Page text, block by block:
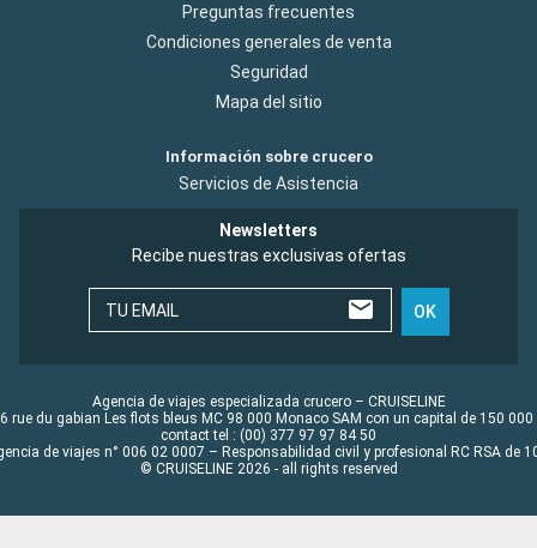
Preguntas frecuentes
Condiciones generales de venta
Seguridad
Mapa del sitio
Información sobre crucero
Servicios de Asistencia
Newsletters
Recibe nuestras exclusivas ofertas
TU EMAIL OK
Agencia de viajes especializada crucero – CRUISELINE
rue du gabian Les flots bleus MC 98 000 Monaco SAM con un capital de 150 000
contact tel : (00) 377 97 97 84 50
de viajes n° 006 02 0007 – Responsabilidad civil y profesional RC RSA de
© CRUISELINE 2026 - all rights reserved